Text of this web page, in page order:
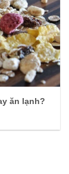
ăn lạnh?